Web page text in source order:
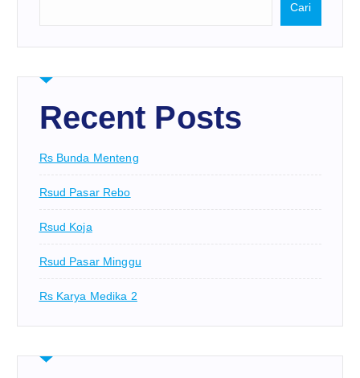
Cari
Recent Posts
Rs Bunda Menteng
Rsud Pasar Rebo
Rsud Koja
Rsud Pasar Minggu
Rs Karya Medika 2